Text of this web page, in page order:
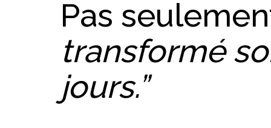
Pas
transformé
jours.”